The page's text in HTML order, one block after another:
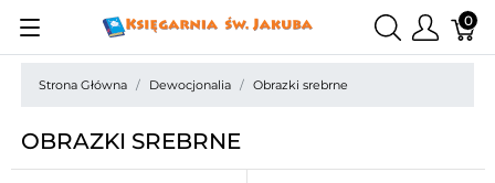
0
Strona Główna Dewocjonalia Obrazki srebrne
OBRAZKI SREBRNE